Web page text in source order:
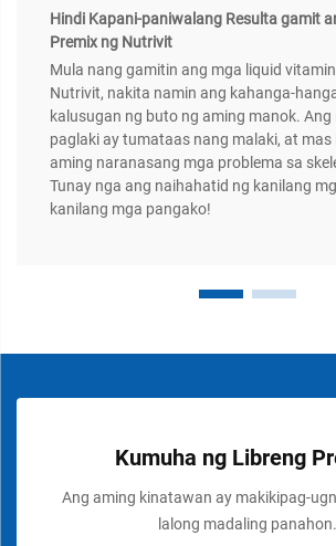
Hindi Kapani-paniwalang Resulta gamit
Premix ng Nutrivit
Mula nang gamitin ang mga liquid
Nutrivit, nakita namin ang kahanga-
kalusugan ng buto ng aming manok. Ang
paglaki ay tumataas nang malaki, at mas
aming naranasang mga problema sa
Tunay nga ang naihahatid ng kanilang
kanilang mga pangako!
Kumuha ng Libreng
Ang aming kinatawan ay makikipag-
lalong madaling panahon.